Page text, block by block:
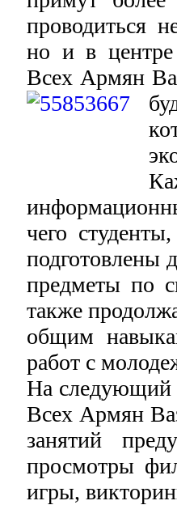
проводиться
но и в
Всех Армян
чего
подготовлены
предметы по
также
общим
работ с
На следующий
Всех Армян
занятий
просмотры
игры,